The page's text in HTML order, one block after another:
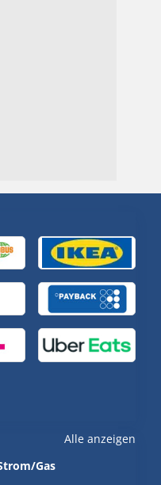
Alle anzeigen
Gas